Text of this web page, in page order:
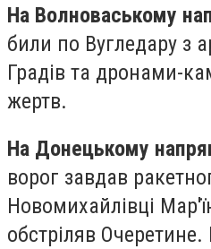
На Волноваському
били по Вугледару з
Градів та дронами-
жертв.
На Донецькому
ворог завдав
Новомихайлівці
обстріляв